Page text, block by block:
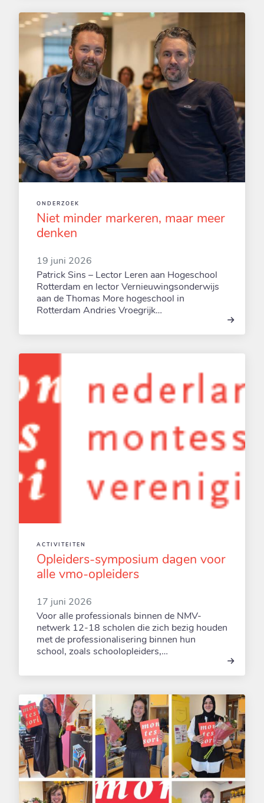
Niet minder markeren, maar meer
denken
ONDERZOEK
19 juni 2026
Patrick Sins – Lector Leren aan Hogeschool
Rotterdam en lector Vernieuwingsonderwijs
aan de Thomas More hogeschool in
Rotterdam Andries Vroegrijk…
Opleiders-symposium dagen voor
alle vmo-opleiders
ACTIVITEITEN
17 juni 2026
Voor alle professionals binnen de NMV-
netwerk 12-18 scholen die zich bezig houden
met de professionalisering binnen hun
school, zoals schoolopleiders,…